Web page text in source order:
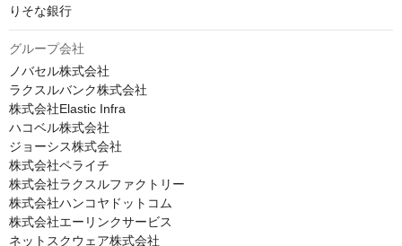
りそな銀行
グループ会社
ノバセル株式会社
ラクスルバンク株式会社
株式会社Elastic Infra
ハコベル株式会社
ジョーシス株式会社
株式会社ペライチ
株式会社ラクスルファクトリー
株式会社ハンコヤドットコム
株式会社エーリンクサービス
ネットスクウェア株式会社